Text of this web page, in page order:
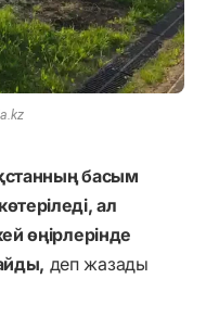
басым
ал
өңірлерінде
деп жазады